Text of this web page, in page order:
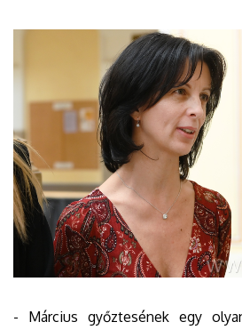
- Március győztesének egy